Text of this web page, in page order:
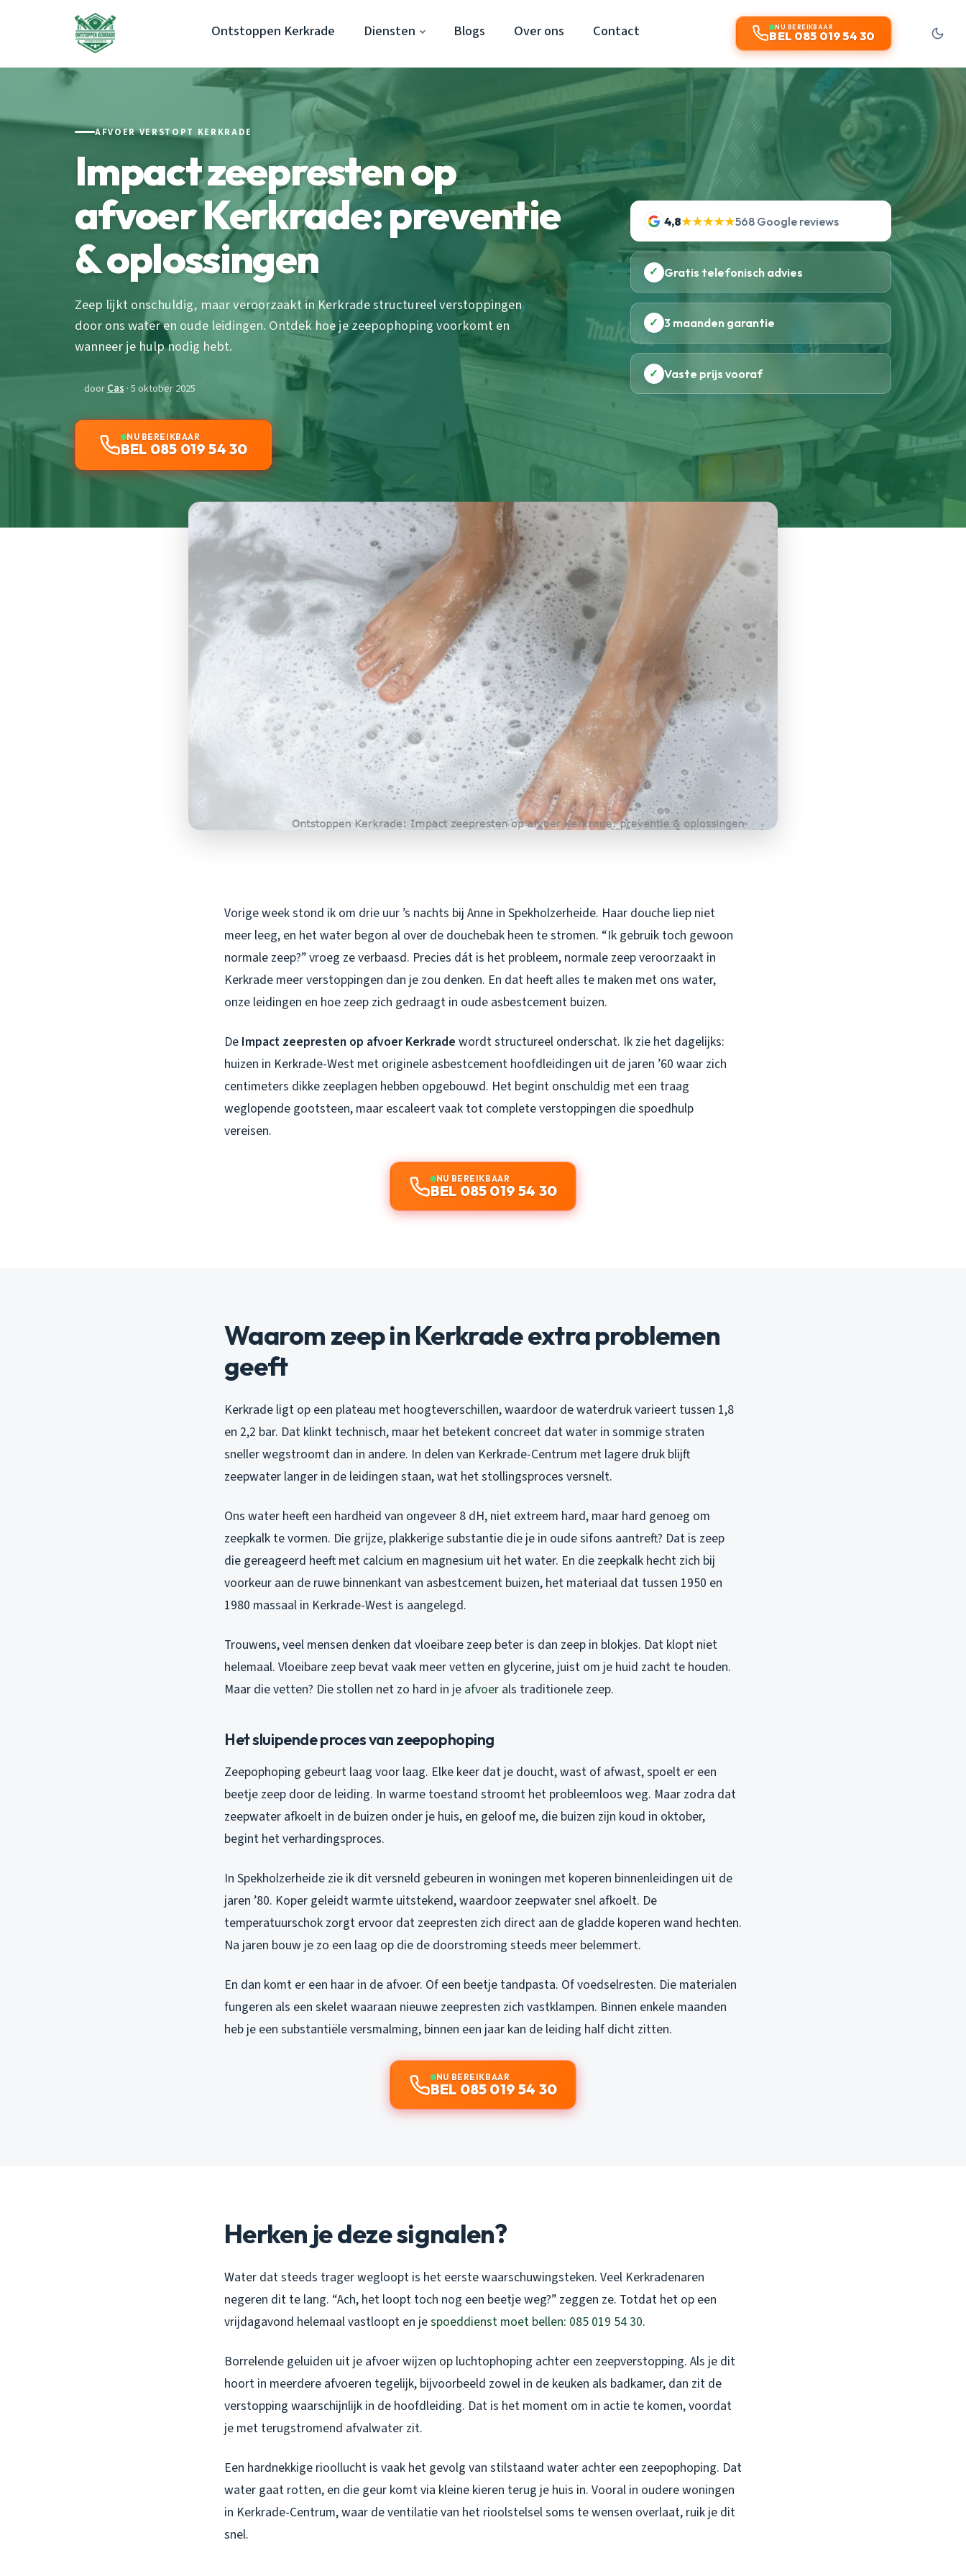
Ontstoppen Kerkrade Diensten Blogs Over ons Contact NU BEREIKBAAR
BEL 085 019 54 30
AFVOER VERSTOPT KERKRADE
Impact zeepresten op
afvoer Kerkrade: preventie
& oplossingen
Zeep lijkt onschuldig, maar veroorzaakt in Kerkrade structureel verstoppingen
door ons water en oude leidingen. Ontdek hoe je zeepophoping voorkomt en
wanneer je hulp nodig hebt.
doorCas · 5 oktober 2025
NU BEREIKBAAR
BEL 085 019 54 30
4,8★★★★★568 Google reviews
✓ Gratis telefonisch advies
✓ 3 maanden garantie
✓ Vaste prijs vooraf
Vorige week stond ik om drie uur ’s nachts bij Anne in Spekholzerheide. Haar douche liep niet
meer leeg, en het water begon al over de douchebak heen te stromen. “Ik gebruik toch gewoon
normale zeep?” vroeg ze verbaasd. Precies dát is het probleem, normale zeep veroorzaakt in
Kerkrade meer verstoppingen dan je zou denken. En dat heeft alles te maken met ons water,
onze leidingen en hoe zeep zich gedraagt in oude asbestcement buizen.
De Impact zeepresten op afvoer Kerkrade wordt structureel onderschat. Ik zie het dagelijks:
huizen in Kerkrade-West met originele asbestcement hoofdleidingen uit de jaren ’60 waar zich
centimeters dikke zeeplagen hebben opgebouwd. Het begint onschuldig met een traag
weglopende gootsteen, maar escaleert vaak tot complete verstoppingen die spoedhulp
vereisen.
NU BEREIKBAAR
BEL 085 019 54 30
Waarom zeep in Kerkrade extra problemen
geeft
Kerkrade ligt op een plateau met hoogteverschillen, waardoor de waterdruk varieert tussen 1,8
en 2,2 bar. Dat klinkt technisch, maar het betekent concreet dat water in sommige straten
sneller wegstroomt dan in andere. In delen van Kerkrade-Centrum met lagere druk blijft
zeepwater langer in de leidingen staan, wat het stollingsproces versnelt.
Ons water heeft een hardheid van ongeveer 8 dH, niet extreem hard, maar hard genoeg om
zeepkalk te vormen. Die grijze, plakkerige substantie die je in oude sifons aantreft? Dat is zeep
die gereageerd heeft met calcium en magnesium uit het water. En die zeepkalk hecht zich bij
voorkeur aan de ruwe binnenkant van asbestcement buizen, het materiaal dat tussen 1950 en
1980 massaal in Kerkrade-West is aangelegd.
Trouwens, veel mensen denken dat vloeibare zeep beter is dan zeep in blokjes. Dat klopt niet
helemaal. Vloeibare zeep bevat vaak meer vetten en glycerine, juist om je huid zacht te houden.
Maar die vetten? Die stollen net zo hard in je afvoer als traditionele zeep.
Het sluipende proces van zeepophoping
Zeepophoping gebeurt laag voor laag. Elke keer dat je doucht, wast of afwast, spoelt er een
beetje zeep door de leiding. In warme toestand stroomt het probleemloos weg. Maar zodra dat
zeepwater afkoelt in de buizen onder je huis, en geloof me, die buizen zijn koud in oktober,
begint het verhardingsproces.
In Spekholzerheide zie ik dit versneld gebeuren in woningen met koperen binnenleidingen uit de
jaren ’80. Koper geleidt warmte uitstekend, waardoor zeepwater snel afkoelt. De
temperatuurschok zorgt ervoor dat zeepresten zich direct aan de gladde koperen wand hechten.
Na jaren bouw je zo een laag op die de doorstroming steeds meer belemmert.
En dan komt er een haar in de afvoer. Of een beetje tandpasta. Of voedselresten. Die materialen
fungeren als een skelet waaraan nieuwe zeepresten zich vastklampen. Binnen enkele maanden
heb je een substantiële versmalming, binnen een jaar kan de leiding half dicht zitten.
NU BEREIKBAAR
BEL 085 019 54 30
Herken je deze signalen?
Water dat steeds trager wegloopt is het eerste waarschuwingsteken. Veel Kerkradenaren
negeren dit te lang. “Ach, het loopt toch nog een beetje weg?” zeggen ze. Totdat het op een
vrijdagavond helemaal vastloopt en jespoeddienst moet bellen: 085 019 54 30.
Borrelende geluiden uit je afvoer wijzen op luchtophoping achter een zeepverstopping. Als je dit
hoort in meerdere afvoeren tegelijk, bijvoorbeeld zowel in de keuken als badkamer, dan zit de
verstopping waarschijnlijk in de hoofdleiding. Dat is het moment om in actie te komen, voordat
je met terugstromend afvalwater zit.
Een hardnekkige rioollucht is vaak het gevolg van stilstaand water achter een zeepophoping. Dat
water gaat rotten, en die geur komt via kleine kieren terug je huis in. Vooral in oudere woningen
in Kerkrade-Centrum, waar de ventilatie van het rioolstelsel soms te wensen overlaat, ruik je dit
snel.